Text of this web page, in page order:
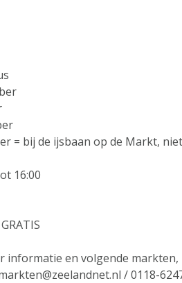
= bij de ijsbaan op de Markt,
16:00
informatie en volgende
/ 0118-